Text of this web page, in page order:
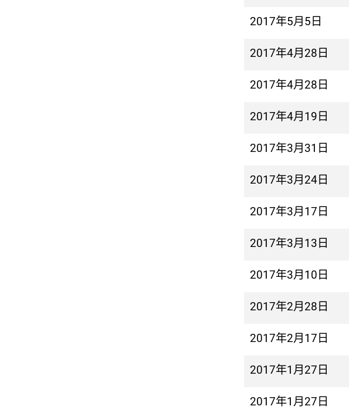
2017年5月5日
2017年4月28日
2017年4月28日
2017年4月19日
2017年3月31日
2017年3月24日
2017年3月17日
2017年3月13日
2017年3月10日
2017年2月28日
2017年2月17日
2017年1月27日
2017年1月27日